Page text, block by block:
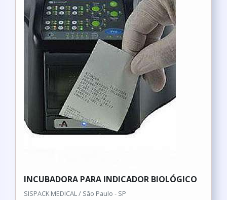
INCUBADORA PARA INDICADOR BIOLÓGICO
SISPACK MEDICAL / São Paulo - SP